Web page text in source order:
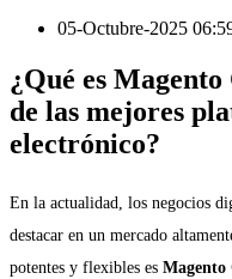
05-Octubre-2025
¿Qué es
de las mejores
electrónico?
En la actualidad, los negocios
destacar en un mercado
potentes y flexibles es Magento